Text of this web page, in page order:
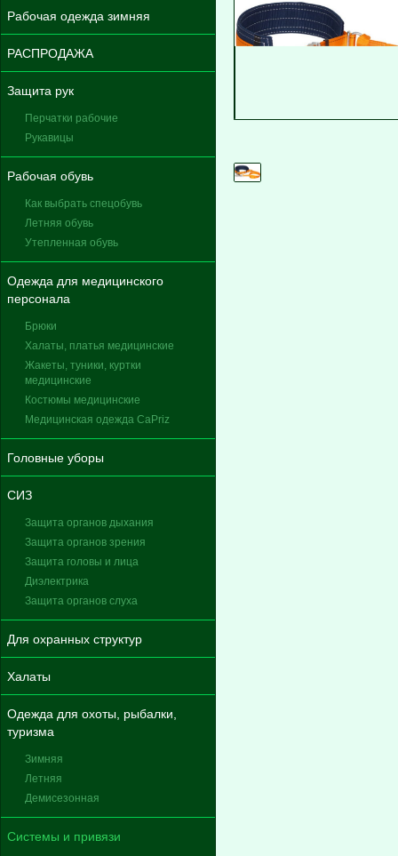
Рабочая одежда зимняя
РАСПРОДАЖА
Защита рук
Перчатки рабочие
Рукавицы
Рабочая обувь
Как выбрать спецобувь
Летняя обувь
Утепленная обувь
Одежда для медицинского
персонала
Брюки
Халаты, платья медицинские
Жакеты, туники, куртки
медицинские
Костюмы медицинские
Медицинская одежда CaPriz
Головные уборы
СИЗ
Защита органов дыхания
Защита органов зрения
Защита головы и лица
Диэлектрика
Защита органов слуха
Для охранных структур
Халаты
Одежда для охоты, рыбалки,
туризма
Зимняя
Летняя
Демисезонная
Системы и привязи